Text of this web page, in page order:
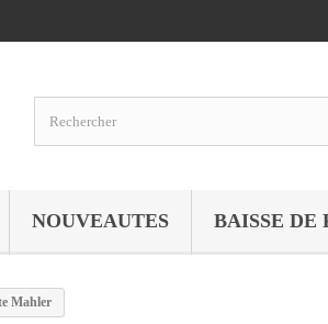
NOUVEAUTES BAISSE DE
Mahler